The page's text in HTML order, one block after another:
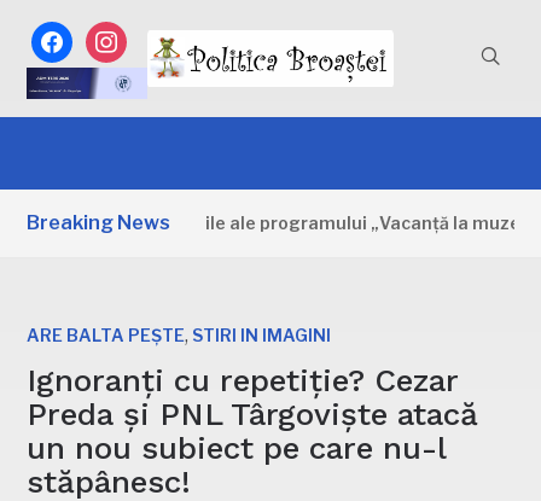
facebookinstagram
Breaking News
Primele zile ale programului „Vacanță la muzeu”
ARE BALTA PEȘTE, STIRI IN IMAGINI
Ignoranți cu repetiție? Cezar
Preda și PNL Târgoviște atacă
un nou subiect pe care nu-l
stăpânesc!